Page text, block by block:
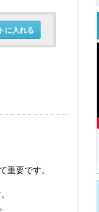
に入れる
要です。